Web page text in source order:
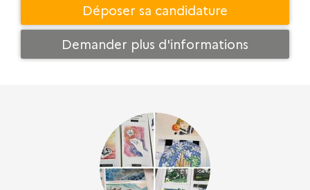
Déposer sa candidature
Demander plus d'informations